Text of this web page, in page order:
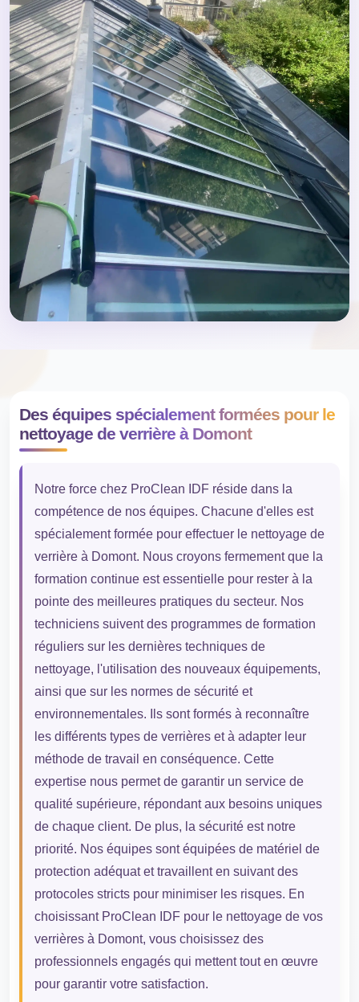
Des équipes spécialement formées pour le
nettoyage de verrière à Domont
Notre force chez ProClean IDF réside dans la
compétence de nos équipes. Chacune d'elles est
spécialement formée pour effectuer le nettoyage de
verrière à Domont. Nous croyons fermement que la
formation continue est essentielle pour rester à la
pointe des meilleures pratiques du secteur. Nos
techniciens suivent des programmes de formation
réguliers sur les dernières techniques de
nettoyage, l'utilisation des nouveaux équipements,
ainsi que sur les normes de sécurité et
environnementales. Ils sont formés à reconnaître
les différents types de verrières et à adapter leur
méthode de travail en conséquence. Cette
expertise nous permet de garantir un service de
qualité supérieure, répondant aux besoins uniques
de chaque client. De plus, la sécurité est notre
priorité. Nos équipes sont équipées de matériel de
protection adéquat et travaillent en suivant des
protocoles stricts pour minimiser les risques. En
choisissant ProClean IDF pour le nettoyage de vos
verrières à Domont, vous choisissez des
professionnels engagés qui mettent tout en œuvre
pour garantir votre satisfaction.